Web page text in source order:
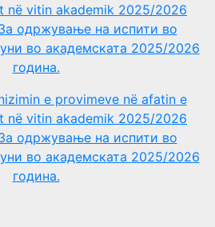
në vitin akademik 2025/2026
одржување на испити во
во академската 2025/2026
година.
e provimeve në afatin e
në vitin akademik 2025/2026
одржување на испити во
во академската 2025/2026
година.